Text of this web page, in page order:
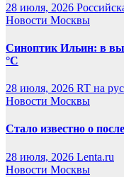
28 июля, 2026
Новости Москвы
Синоптик Ильин: в
°C
28 июля, 2026 RT на
Новости Москвы
Стало известно о
28 июля, 2026 Lenta.ru
Новости Москвы